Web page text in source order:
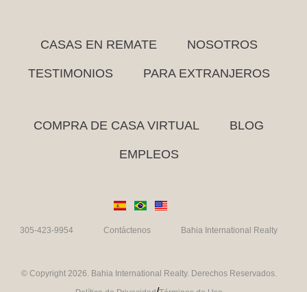
CASAS EN REMATE NOSOTROS
TESTIMONIOS PARA EXTRANJEROS
COMPRA DE CASA VIRTUAL BLOG
EMPLEOS
305-423-9954 Contáctenos Bahia International Realty
© Copyright 2026. Bahia International Realty. Derechos Reservados.